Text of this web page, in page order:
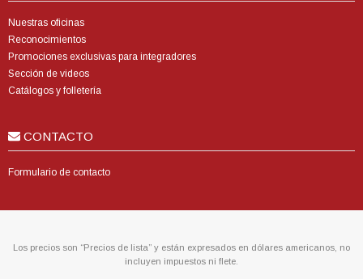
Nuestras oficinas
Reconocimientos
Promociones exclusivas para integradores
Sección de videos
Catálogos y folletería
CONTACTO
Formulario de contacto
Los precios son “Precios de lista” y están expresados en dólares americanos, no
incluyen impuestos ni flete.